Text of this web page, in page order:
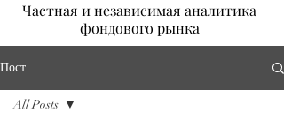
Частная и независимая аналитика
фондового рынка
Пост
All Posts